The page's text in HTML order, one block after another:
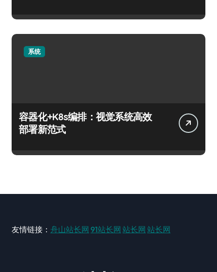
系统
容器化+K8s编排：视觉系统高效
部署新范式
友情链接： 舟山站长网 91站长网 站长网 站长网